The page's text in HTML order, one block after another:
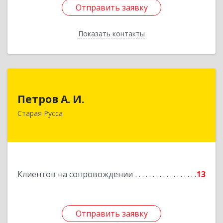
Отправить заявку
Показать контакты
Отправить заявку
Назад
Петров А. И.
Старая Русса
Клиентов на сопровождении 13
Отправить заявку
Отправить заявку